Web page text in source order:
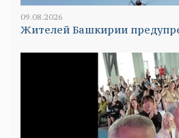
09.08.2026
Жителей Башкирии